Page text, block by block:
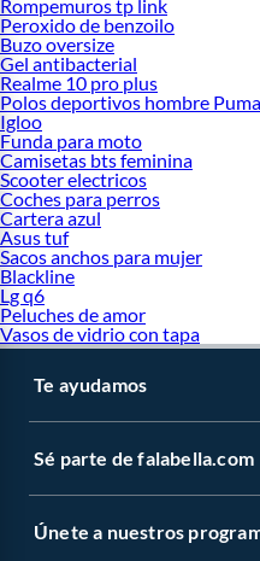
Rompemuros tp link
Peroxido de benzoilo
Buzo oversize
Gel antibacterial
Realme 10 pro plus
Polos deportivos hombre Puma
Igloo
Funda para moto
Camisetas bts feminina
Scooter electricos
Coches para perros
Cartera azul
Asus tuf
Sacos anchos para mujer
Blackline
Lg q6
Peluches de amor
Vasos de vidrio con tapa
Te ayudamos
Sé parte de falabella.com
Únete a nuestros